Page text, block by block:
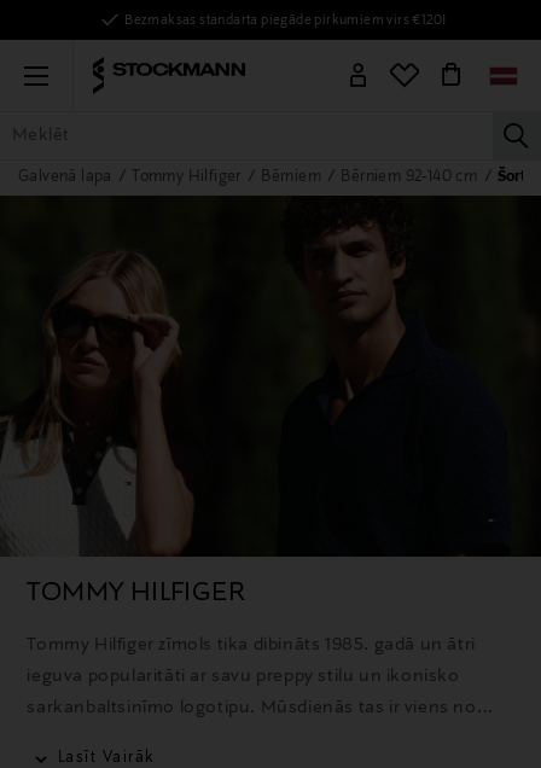
Bezmaksas standarta piegāde pirkumiem virs €120!
Menu
VISAS PRECES SIEVIETĒM VĪRIEŠIEM BĒRNIEM MĀJAI
Galvenā lapa Tommy Hilfiger Bērniem Bērniem 92-140 cm Šorti
TOMMY HILFIGER
Tommy Hilfiger zīmols tika dibināts 1985. gadā un ātri
ieguva popularitāti ar savu preppy stilu un ikonisko
sarkanbaltsinīmo logotipu. Mūsdienās tas ir viens no
Lasīt Vairāk